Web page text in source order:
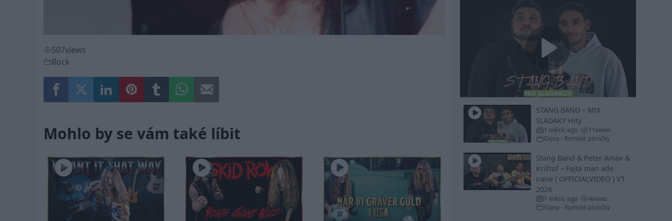
507views
Rock
Mohlo by se vám také líbit
Play
Video
STANG BAND – MIX
SLADAKY Hity
1 měsíc ago 11views
Gipsy - Romské písničky
Stang Band & Peter Amax &
Krištof – Fajta man ade
nane ( OFFICIALVIDEO ) VT
2026
1 měsíc ago 4views
Gipsy - Romské písničky